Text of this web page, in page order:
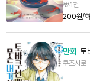
1천
200원/화
만화 토
쿠즈시로